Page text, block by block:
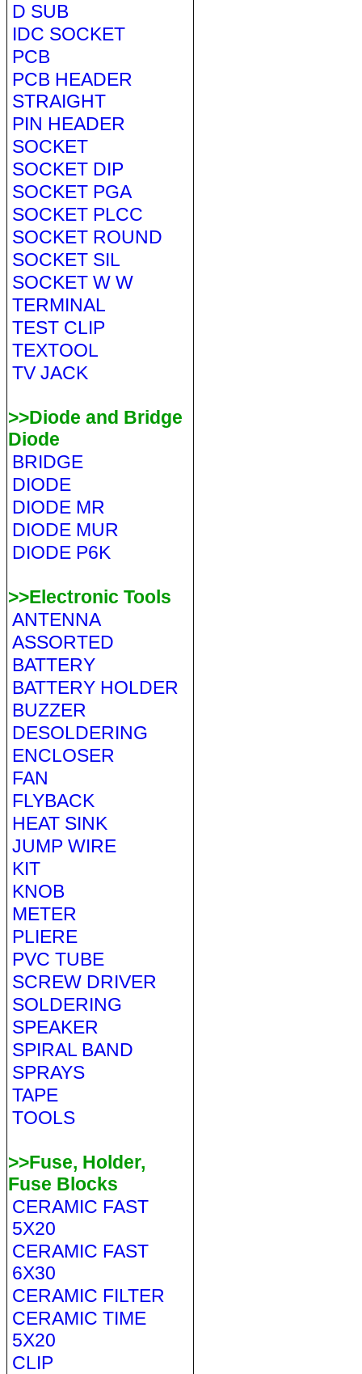
D SUB
IDC SOCKET
PCB
PCB HEADER
STRAIGHT
PIN HEADER
SOCKET
SOCKET DIP
SOCKET PGA
SOCKET PLCC
SOCKET ROUND
SOCKET SIL
SOCKET W W
TERMINAL
TEST CLIP
TEXTOOL
TV JACK
>>Diode and Bridge
Diode
BRIDGE
DIODE
DIODE MR
DIODE MUR
DIODE P6K
>>Electronic Tools
ANTENNA
ASSORTED
BATTERY
BATTERY HOLDER
BUZZER
DESOLDERING
ENCLOSER
FAN
FLYBACK
HEAT SINK
JUMP WIRE
KIT
KNOB
METER
PLIERE
PVC TUBE
SCREW DRIVER
SOLDERING
SPEAKER
SPIRAL BAND
SPRAYS
TAPE
TOOLS
>>Fuse, Holder,
Fuse Blocks
CERAMIC FAST
5X20
CERAMIC FAST
6X30
CERAMIC FILTER
CERAMIC TIME
5X20
CLIP